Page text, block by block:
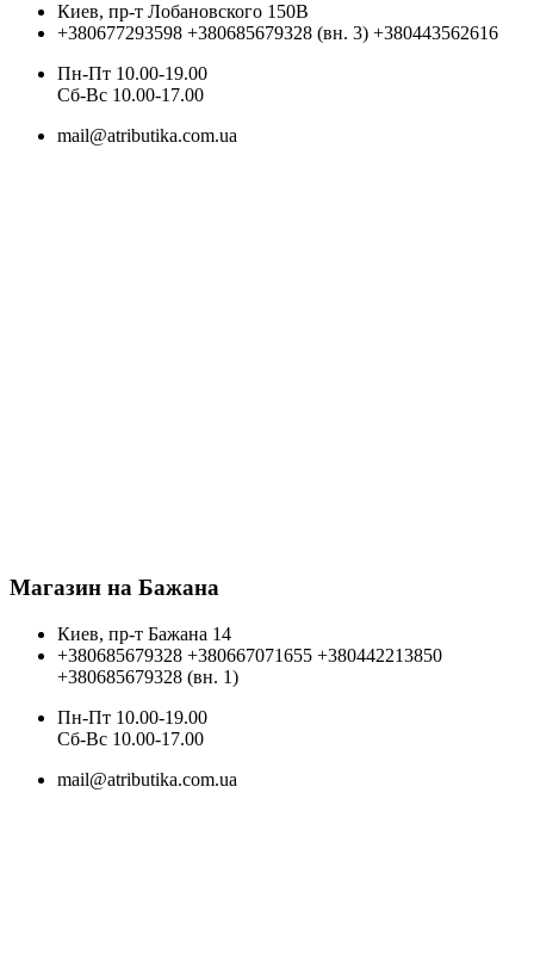
Киев, пр-т Лобановского 150В
+380677293598 +380685679328 (вн. 3) +380443562616
Пн-Пт 10.00-19.00
Cб-Вс 10.00-17.00
mail@atributika.com.ua
Магазин на Бажана
Киев, пр-т Бажана 14
+380685679328 +380667071655 +380442213850
+380685679328 (вн. 1)
Пн-Пт 10.00-19.00
Cб-Вс 10.00-17.00
mail@atributika.com.ua